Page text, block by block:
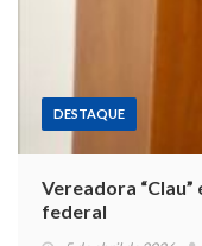
DESTAQUE
Vereadora
federal